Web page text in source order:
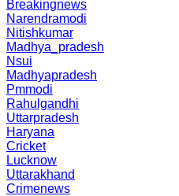
Breakingnews
Narendramodi
Nitishkumar
Madhya_pradesh
Nsui
Madhyapradesh
Pmmodi
Rahulgandhi
Uttarpradesh
Haryana
Cricket
Lucknow
Uttarakhand
Crimenews